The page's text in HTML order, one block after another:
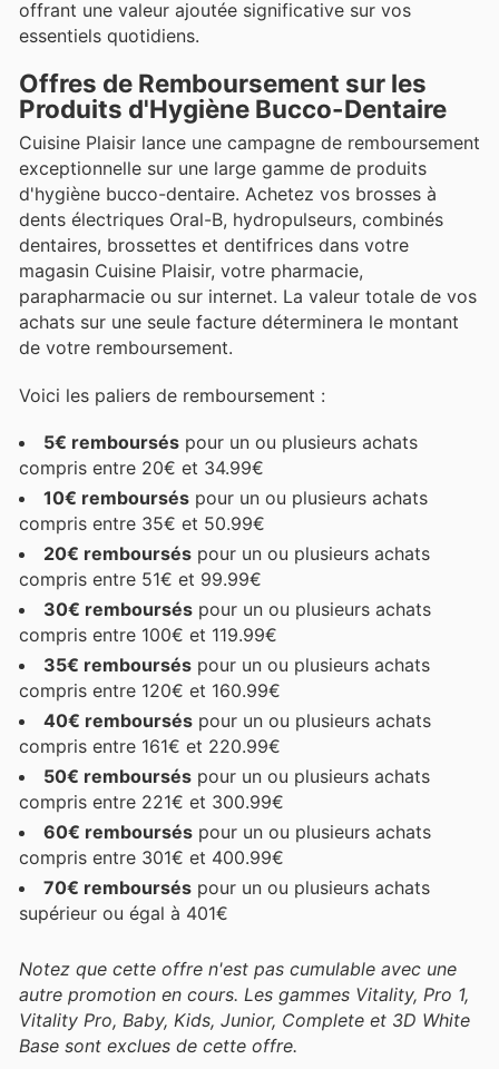
offrant une valeur ajoutée significative sur vos
essentiels quotidiens.
Offres de Remboursement sur les
Produits d'Hygiène Bucco-Dentaire
Cuisine Plaisir lance une campagne de remboursement
exceptionnelle sur une large gamme de produits
d'hygiène bucco-dentaire. Achetez vos brosses à
dents électriques Oral-B, hydropulseurs, combinés
dentaires, brossettes et dentifrices dans votre
magasin Cuisine Plaisir, votre pharmacie,
parapharmacie ou sur internet. La valeur totale de vos
achats sur une seule facture déterminera le montant
de votre remboursement.
Voici les paliers de remboursement :
5€ remboursés pour un ou plusieurs achats
compris entre 20€ et 34.99€
10€ remboursés pour un ou plusieurs achats
compris entre 35€ et 50.99€
20€ remboursés pour un ou plusieurs achats
compris entre 51€ et 99.99€
30€ remboursés pour un ou plusieurs achats
compris entre 100€ et 119.99€
35€ remboursés pour un ou plusieurs achats
compris entre 120€ et 160.99€
40€ remboursés pour un ou plusieurs achats
compris entre 161€ et 220.99€
50€ remboursés pour un ou plusieurs achats
compris entre 221€ et 300.99€
60€ remboursés pour un ou plusieurs achats
compris entre 301€ et 400.99€
70€ remboursés pour un ou plusieurs achats
supérieur ou égal à 401€
Notez que cette offre n'est pas cumulable avec une
autre promotion en cours. Les gammes Vitality, Pro 1,
Vitality Pro, Baby, Kids, Junior, Complete et 3D White
Base sont exclues de cette offre.